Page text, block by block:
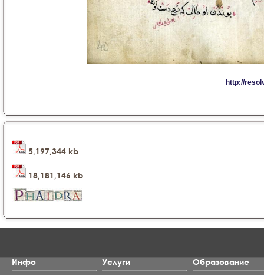
5,197,344 kb
18,181,146 kb
Инфо
Услуги
Образование